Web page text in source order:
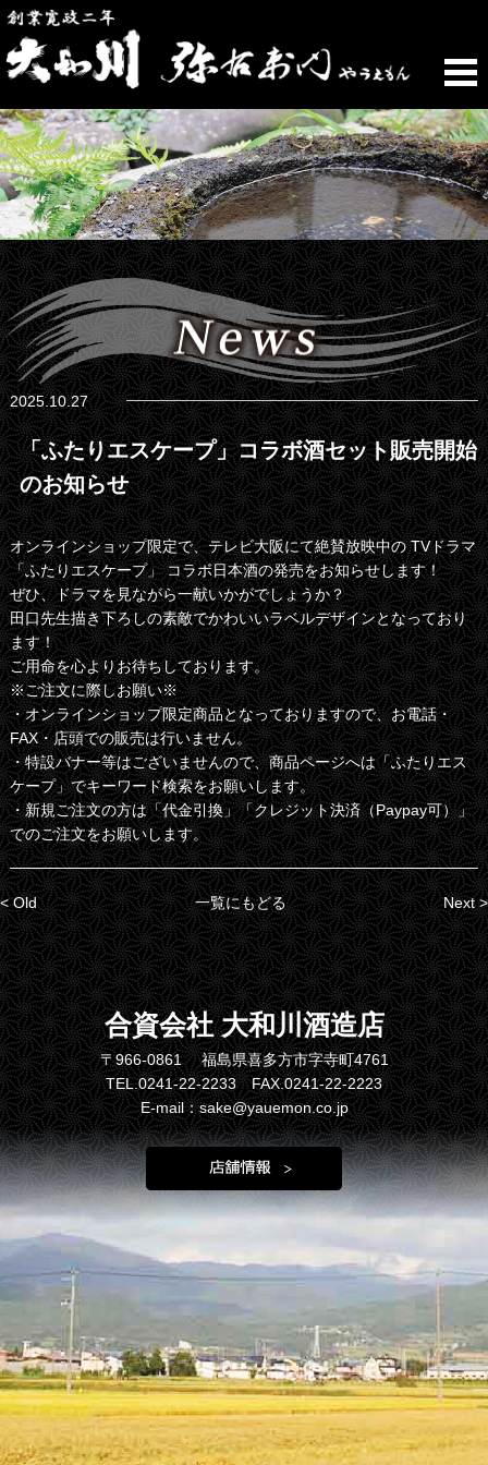
2025.10.27
「ふたりエスケープ」コラボ酒セット販売開始
のお知らせ
オンラインショップ限定で、テレビ大阪にて絶賛放映中の TVドラマ
「ふたりエスケープ」 コラボ日本酒の発売をお知らせします！
ぜひ、ドラマを見ながら一献いかがでしょうか？
田口先生描き下ろしの素敵でかわいいラベルデザインとなっており
ます！
ご用命を心よりお待ちしております。
※ご注文に際しお願い※
・オンラインショップ限定商品となっておりますので、お電話・
FAX・店頭での販売は行いません。
・特設バナー等はございませんので、商品ページへは「ふたりエス
ケープ」でキーワード検索をお願いします。
・新規ご注文の方は「代金引換」「クレジット決済（Paypay可）」
でのご注文をお願いします。
< Old 一覧にもどる Next >
合資会社 大和川酒造店
〒966-0861 福島県喜多方市字寺町4761
TEL.0241-22-2233 FAX.0241-22-2223
E-mail：sake@yauemon.co.jp